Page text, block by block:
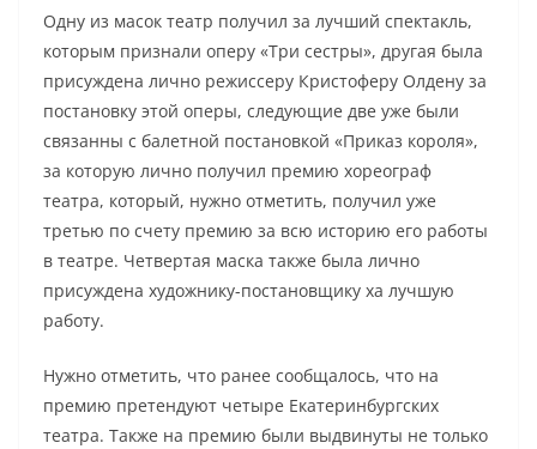
Одну из масок театр получил за лучший спектакль,
которым признали оперу «Три сестры», другая была
присуждена лично режиссеру Кристоферу Олдену за
постановку этой оперы, следующие две уже были
связанны с балетной постановкой «Приказ короля»,
за которую лично получил премию хореограф
театра, который, нужно отметить, получил уже
третью по счету премию за всю историю его работы
в театре. Четвертая маска также была лично
присуждена художнику-постановщику ха лучшую
работу.
Нужно отметить, что ранее сообщалось, что на
премию претендуют четыре Екатеринбургских
театра. Также на премию были выдвинуты не только